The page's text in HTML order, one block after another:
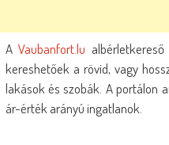
AVaubanfort.lu
kereshetőek a rövid, vagy
lakások és szobák. A portálon
ár-érték arányú ingatlanok.